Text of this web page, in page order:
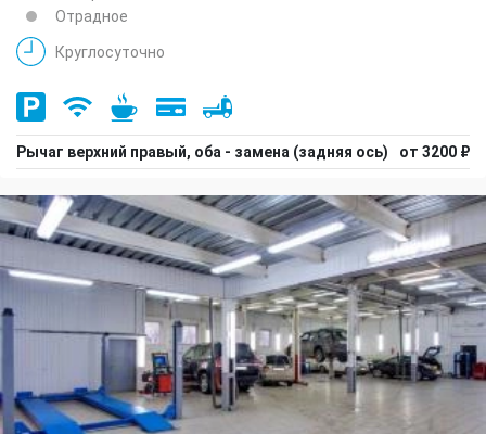
Отрадное
Круглосуточно
Рычаг верхний правый, оба - замена (задняя ось) от 3200 ₽